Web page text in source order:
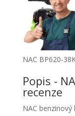
NAC BP620-
Popis -
recenze
NAC